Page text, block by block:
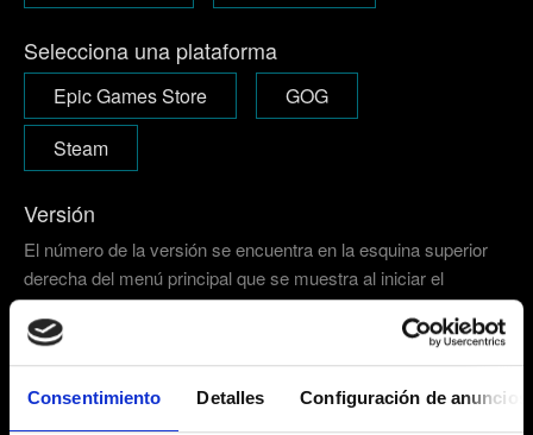
Consentimiento Detalles Configuración de anuncios
Selecciona una plataforma
Epic Games Store
GOG
Steam
Versión
El número de la versión se encuentra en la esquina superior
derecha del menú principal que se muestra al iniciar el
juego.1.63 y inferior:El número de la versión se encuentra
en la parte inferior izquierda del menú principal.
2.31 (Más reciente) 2.3
1.63